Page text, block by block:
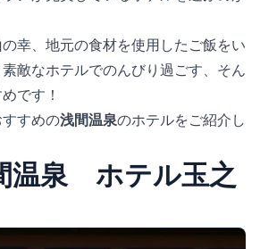
幸、地元の食材を使用したご飯をい
素敵なホテルでのんびり過ごす、そん
です！
すめの浅間温泉のホテルをご紹介し
泉 ホテル玉之